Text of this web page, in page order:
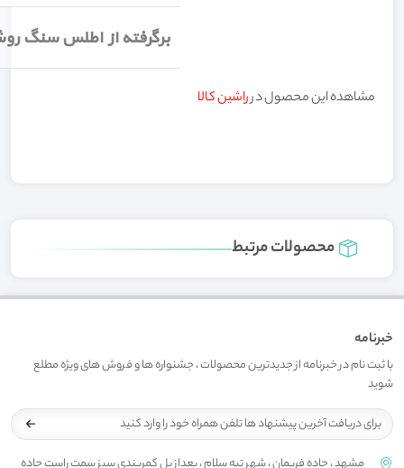
برگرفته از اطلس سنگ
مشاهده این محصول درراشین کالا
محصولات مرتبط
خبرنامه
با ثبت نام در خبرنامه از جدیدترین محصولات ، جشنواره ها و فروش های ویژه مطلع
شوید
مشهد ، جاده فريمان ، شهر تپه سلام ، بعداز پل کمربندي سبز سمت راست جاده